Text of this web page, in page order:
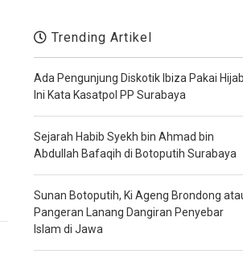
Trending Artikel
Ada Pengunjung Diskotik Ibiza Pakai
Ini Kata Kasatpol PP Surabaya
Sejarah Habib Syekh bin Ahmad bin
Abdullah Bafaqih di Botoputih Surabaya
Sunan Botoputih, Ki Ageng Brondong
Pangeran Lanang Dangiran Penyebar
Islam di Jawa